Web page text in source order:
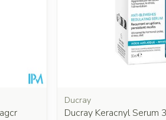
Ducray
Ducray Keracnyl Serum